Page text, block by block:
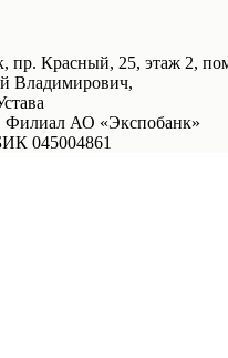
пр. Красный, 25, этаж 2,
Владимирович,
Филиал АО «Экспобанк»
045004861